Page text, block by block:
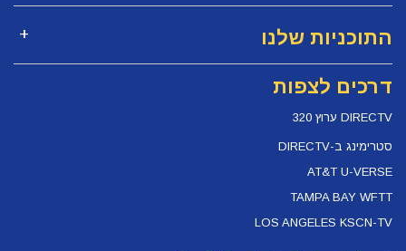
התוכניות שלנו
דרכים לצפות
DIRECTV ערוץ 320
סטרימינג ב-DIRECTV
AT&T U-VERSE
TAMPA BAY WFTT
LOS ANGELES KSCN-TV